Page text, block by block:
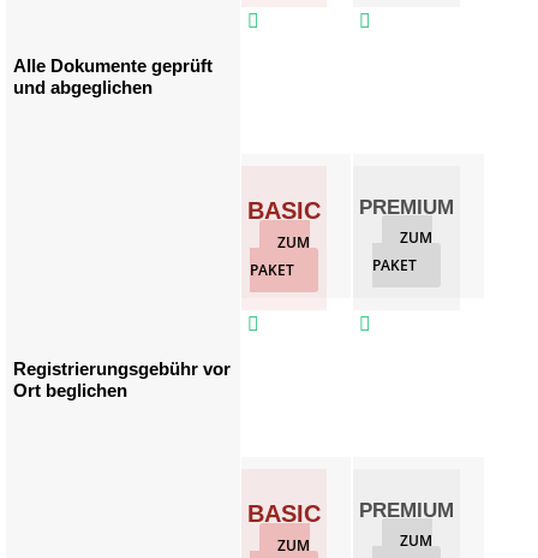
Alle Dokumente geprüft
und abgeglichen
 
Registrierungsgebühr vor
Ort beglichen
BASIC
ZUM
PAKET

PREMIUM
ZUM
PAKET

BASIC
ZUM
PREMIUM
ZUM